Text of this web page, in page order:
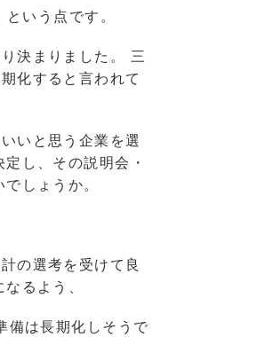
いう点です。
決まりました。 三
化すると言われて
いと思う企業を選
し、その説明会・
しょうか。
の選考を受けて良
るよう、
備は長期化しそうで